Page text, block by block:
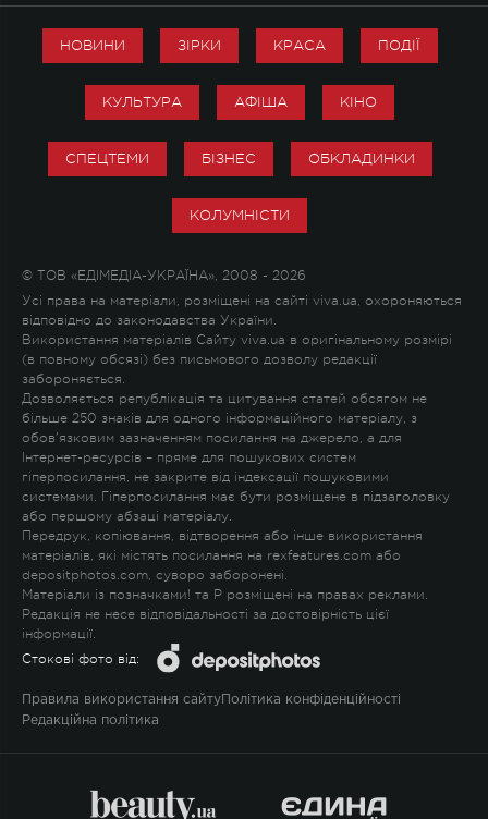
НОВИНИ ЗІРКИ КРАСА ПОДІЇ
КУЛЬТУРА АФІША КІНО
СПЕЦТЕМИ БІЗНЕС ОБКЛАДИНКИ
КОЛУМНІСТИ
© ТОВ «ЕДІМЕДІА-УКРАЇНА», 2008 - 2026
Усі права на матеріали, розміщені на сайті viva.ua, охороняються
відповідно до законодавства України.
Використання матеріалів Сайту viva.ua в оригінальному розмірі
(в повному обсязі) без письмового дозволу редакції
забороняється.
Дозволяється републікація та цитування статей обсягом не
більше 250 знаків для одного інформаційного матеріалу, з
обов'язковим зазначенням посилання на джерело, а для
Інтернет-ресурсів – пряме для пошукових систем
гіперпосилання, не закрите від індексації пошуковими
системами. Гіперпосилання має бути розміщене в підзаголовку
або першому абзаці матеріалу.
Передрук, копіювання, відтворення або інше використання
матеріалів, які містять посилання на rexfeatures.com або
depositphotos.com, суворо заборонені.
Матеріали із позначками! та P розміщені на правах реклами.
Редакція не несе відповідальності за достовірність цієї
інформації.
Стокові фото від:
Правила використання сайту Політика конфіденційності
Редакційна політика